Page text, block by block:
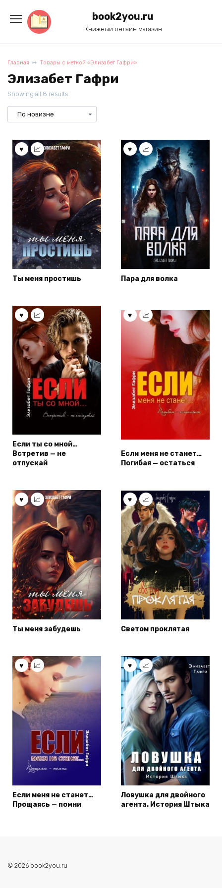
содержанию
book2you.ru
Книжный онлайн магазин
Главная Товары с меткой «Элизабет Гафри»
Элизабет Гафри
Showing all 8 results
Ты меня простишь Пара для волка
Если ты со мной…
Встретив — не
отпускай
Если меня не станет…
Погибая — остаться
Ты меня забудешь Светом проклятая
Если меня не станет…
Прощаясь — помни
Ловушка для двойного
агента. История Штыка
© 2026 book2you.ru